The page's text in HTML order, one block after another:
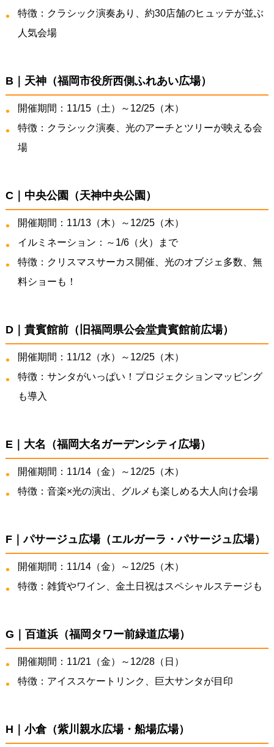
特徴：クラシック演奏あり、約30店舗のヒュッテが並ぶ
人気会場
B｜天神（福岡市役所西側ふれあい広場）
開催期間：11/15（土）～12/25（木）
特徴：クラシック演奏、光のアーチとツリーが映える会
場
C｜中央公園（天神中央公園）
開催期間：11/13（木）～12/25（木）
イルミネーション：～1/6（火）まで
特徴：クリスマスサーカス開催、光のオブジェ多数、無
料ショーも！
D｜貴賓館前（旧福岡県公会堂貴賓館前広場）
開催期間：11/12（水）～12/25（木）
特徴：サンタがいっぱい！プロジェクションマッピング
も導入
E｜大名（福岡大名ガーデンシティ広場）
開催期間：11/14（金）～12/25（木）
特徴：音楽×光の演出、グルメも楽しめる大人向け会場
F｜パサージュ広場（エルガーラ・パサージュ広場）
開催期間：11/14（金）～12/25（木）
特徴：雑貨やワイン、金土日祝はスペシャルステージも
G｜百道浜（福岡タワー前緑道広場）
開催期間：11/21（金）～12/28（日）
特徴：アイススケートリンク、巨大サンタが目印
H｜小倉（紫川親水広場・船場広場）